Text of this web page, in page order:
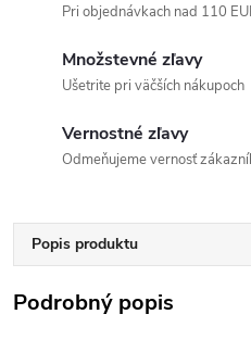
Pri objednávkach nad 110
Množstevné zľavy
Ušetrite pri väčších nákupoch
Vernostné zľavy
Odmeňujeme vernosť
Popis produktu
Podrobný popis